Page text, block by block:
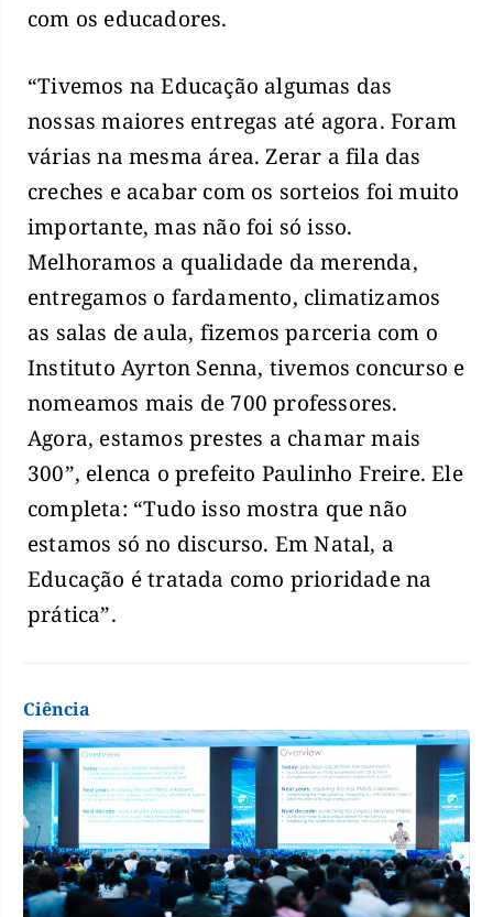
com os educadores.
“Tivemos na Educação algumas das
nossas maiores entregas até agora. Foram
várias na mesma área. Zerar a fila das
creches e acabar com os sorteios foi muito
importante, mas não foi só isso.
Melhoramos a qualidade da merenda,
entregamos o fardamento, climatizamos
as salas de aula, fizemos parceria com o
Instituto Ayrton Senna, tivemos concurso e
nomeamos mais de 700 professores.
Agora, estamos prestes a chamar mais
300”, elenca o prefeito Paulinho Freire. Ele
completa: “Tudo isso mostra que não
estamos só no discurso. Em Natal, a
Educação é tratada como prioridade na
prática”.
Ciência